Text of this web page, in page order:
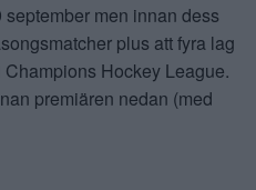
men innan dess
plus att fyra lag
Hockey League.
premiären nedan (med